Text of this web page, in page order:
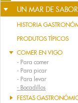
UN MAR DE
HISTORIA
PRODUTOS TÍPICOS
COMER EN VIGO
- Para comer
- Para picar
- Para levar
- Bocadillos
FESTAS